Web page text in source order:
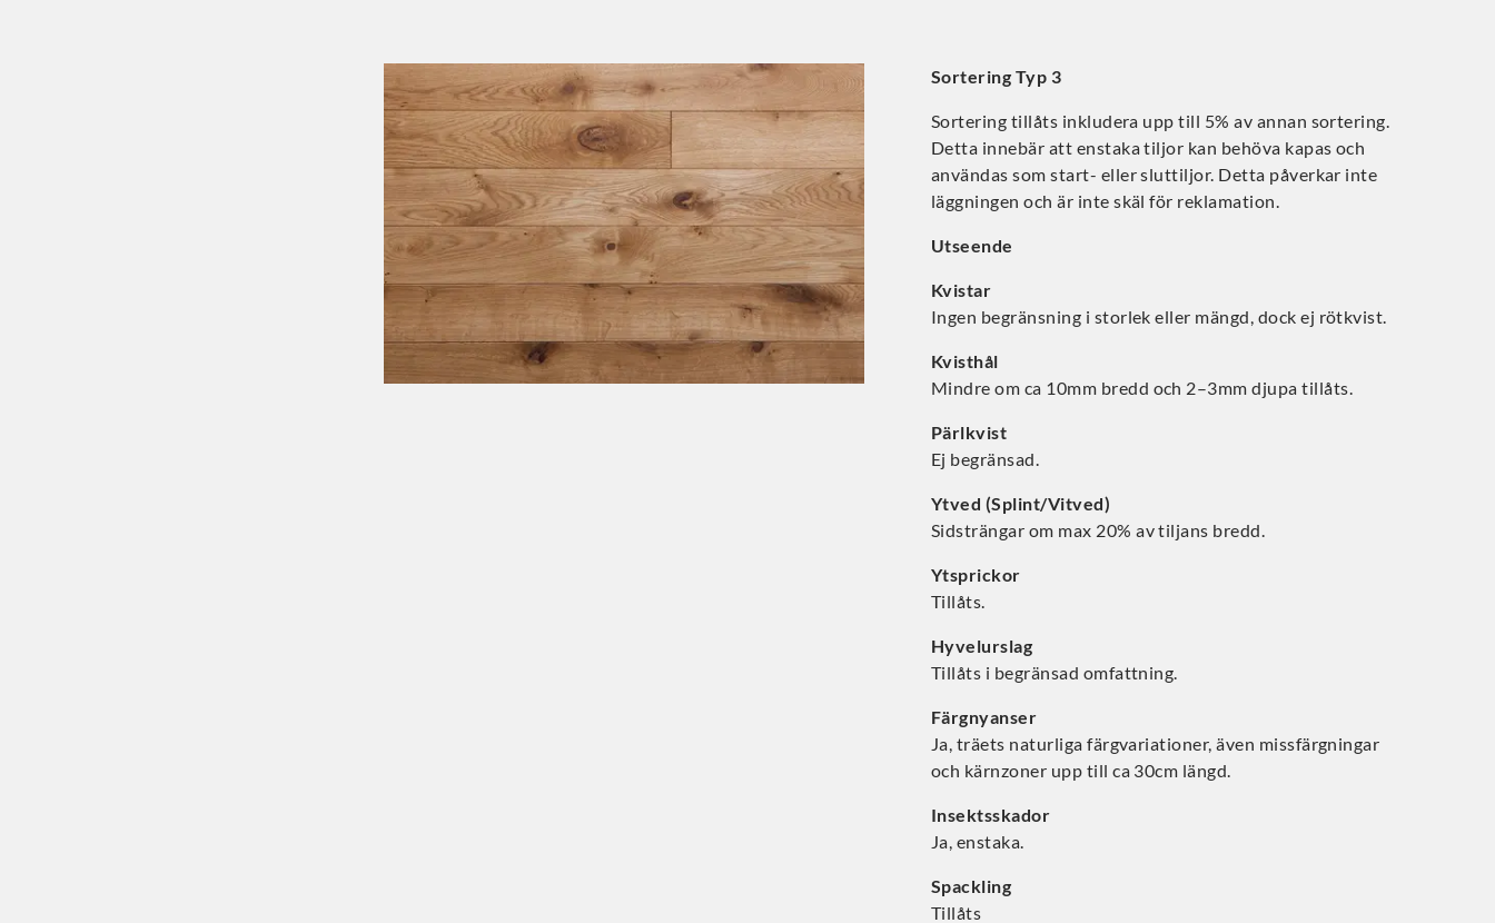
Sortering Typ 3
Sortering tillåts inkludera upp till 5% av annan sortering.
Detta innebär att enstaka tiljor kan behöva kapas och
användas som start- eller sluttiljor. Detta påverkar inte
läggningen och är inte skäl för reklamation.
Utseende
Kvistar
Ingen begränsning i storlek eller mängd, dock ej rötkvist.
Kvisthål
Mindre om ca 10mm bredd och 2–3mm djupa tillåts.
Pärlkvist
Ej begränsad.
Ytved (Splint/Vitved)
Sidsträngar om max 20% av tiljans bredd.
Ytsprickor
Tillåts.
Hyvelurslag
Tillåts i begränsad omfattning.
Färgnyanser
Ja, träets naturliga färgvariationer, även missfärgningar
och kärnzoner upp till ca 30cm längd.
Insektsskador
Ja, enstaka.
Spackling
Tillåts